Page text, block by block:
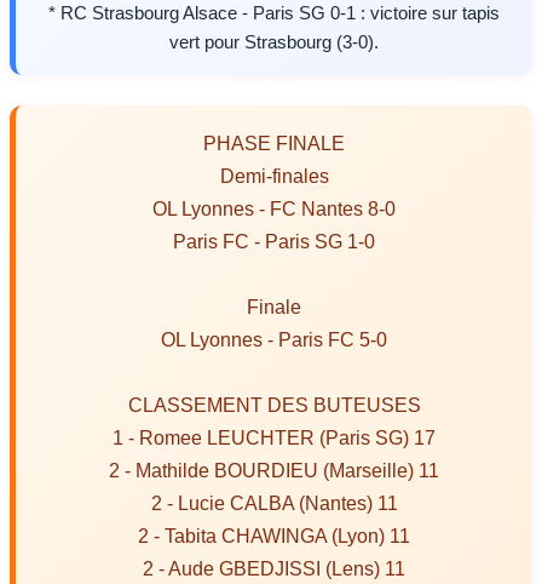
* RC Strasbourg Alsace - Paris SG 0-1 : victoire sur tapis
vert pour Strasbourg (3-0).
PHASE FINALE
Demi-finales
OL Lyonnes - FC Nantes 8-0
Paris FC - Paris SG 1-0
Finale
OL Lyonnes - Paris FC 5-0
CLASSEMENT DES BUTEUSES
1 - Romee LEUCHTER (Paris SG) 17
2 - Mathilde BOURDIEU (Marseille) 11
2 - Lucie CALBA (Nantes) 11
2 - Tabita CHAWINGA (Lyon) 11
2 - Aude GBEDJISSI (Lens) 11